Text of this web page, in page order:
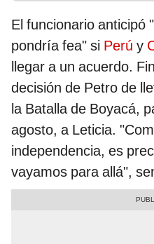
El funcionario anticipó
pondría fea" si Perú y
llegar a un acuerdo.
decisión de Petro de
la Batalla de Boyacá,
agosto, a Leticia.
independencia, es
vayamos para allá",